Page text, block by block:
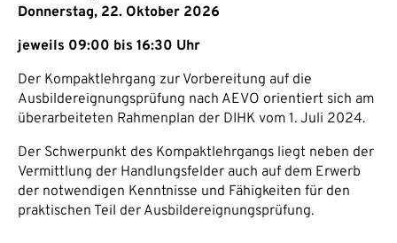
Donnerstag, 22. Oktober 2026
jeweils 09:00 bis 16:30 Uhr
Der Kompaktlehrgang zur Vorbereitung auf die
Ausbildereignungsprüfung nach AEVO orientiert sich am
überarbeiteten Rahmenplan der DIHK vom 1. Juli 2024.
Der Schwerpunkt des Kompaktlehrgangs liegt neben der
Vermittlung der Handlungsfelder auch auf dem Erwerb
der notwendigen Kenntnisse und Fähigkeiten für den
praktischen Teil der Ausbildereignungsprüfung.